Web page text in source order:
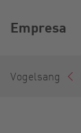
Empresa
Vogelsang